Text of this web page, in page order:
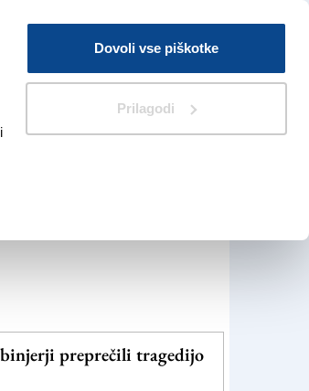
Dovoli vse piškotke
Prilagodi
V Kioskih
Iskanje
preprečili tragedijo